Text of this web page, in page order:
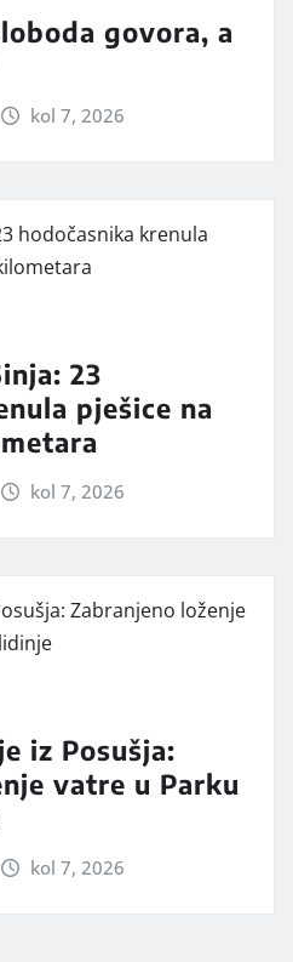
govora, a
kol 7, 2026
23
pješice na
kol 7, 2026
iz Posušja:
vatre u Parku
kol 7, 2026